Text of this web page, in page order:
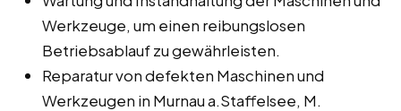
Werkzeuge, um einen reibungslosen
Betriebsablauf zu gewährleisten.
Reparatur von defekten Maschinen und
Werkzeugen in Murnau a.Staffelsee, M.